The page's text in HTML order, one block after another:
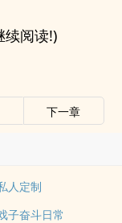
续阅读!)
下一章
人定制
子奋斗日常